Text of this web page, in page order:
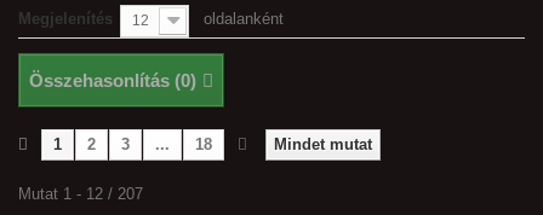
Megjelenítés 12 oldalanként
Összehasonlítás (0)
Mindet mutat
1 2 3 ... 18
Mutat 1 - 12 / 207